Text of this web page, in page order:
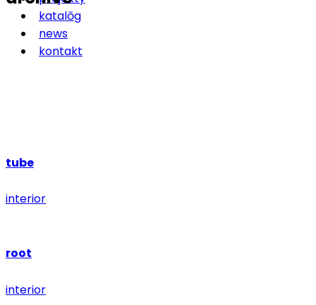
katalōg
news
kontakt
tube
interior
root
interior